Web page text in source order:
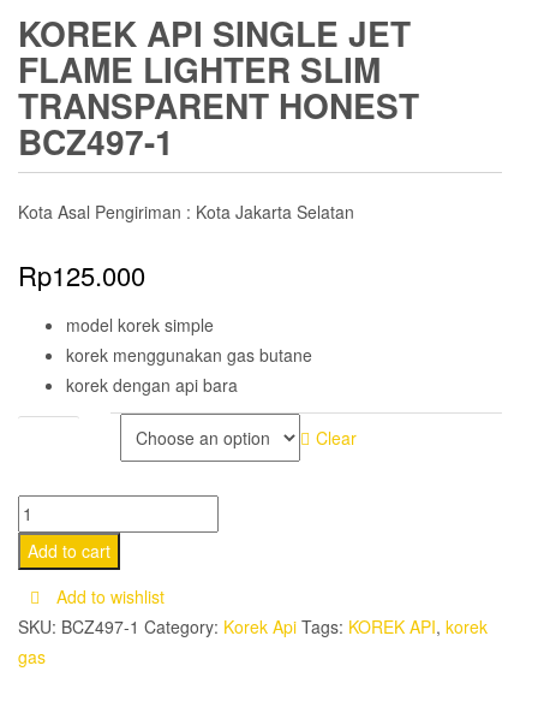
KOREK API SINGLE JET
FLAME LIGHTER SLIM
TRANSPARENT HONEST
BCZ497-1
Kota Asal Pengiriman : Kota Jakarta Selatan
Rp125.000
model korek simple
korek menggunakan gas butane
korek dengan api bara
Clear
KOREK
API
SINGLE
JET
FLAME
LIGHTER
Add to cart
Add to wishlist
SKU: BCZ497-1 Category: Korek Api Tags: KOREK API, korek
gas